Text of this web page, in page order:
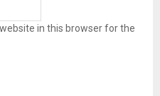
in this browser for the